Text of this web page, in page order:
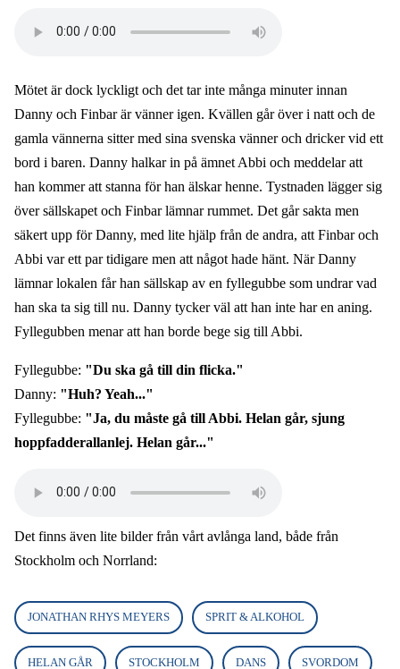
Mötet är dock lyckligt och det tar inte många minuter innan
Danny och Finbar är vänner igen. Kvällen går över i natt och de
gamla vännerna sitter med sina svenska vänner och dricker vid ett
bord i baren. Danny halkar in på ämnet Abbi och meddelar att
han kommer att stanna för han älskar henne. Tystnaden lägger sig
över sällskapet och Finbar lämnar rummet. Det går sakta men
säkert upp för Danny, med lite hjälp från de andra, att Finbar och
Abbi var ett par tidigare men att något hade hänt. När Danny
lämnar lokalen får han sällskap av en fyllegubbe som undrar vad
han ska ta sig till nu. Danny tycker väl att han inte har en aning.
Fyllegubben menar att han borde bege sig till Abbi.
Fyllegubbe: "Du ska gå till din flicka."
Danny: "Huh? Yeah..."
Fyllegubbe: "Ja, du måste gå till Abbi. Helan går, sjung
hoppfadderallanlej. Helan går..."
Det finns även lite bilder från vårt avlånga land, både från
Stockholm och Norrland:
JONATHAN RHYS MEYERS SPRIT & ALKOHOL
HELAN GÅR STOCKHOLM DANS SVORDOM